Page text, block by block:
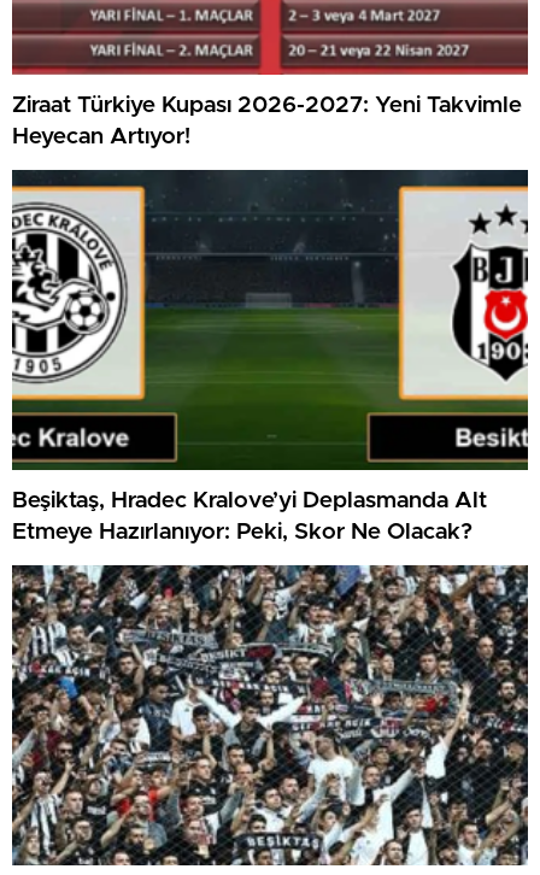
Ziraat Türkiye Kupası 2026-2027: Yeni Takvimle
Heyecan Artıyor!
Beşiktaş, Hradec Kralove’yi Deplasmanda Alt
Etmeye Hazırlanıyor: Peki, Skor Ne Olacak?